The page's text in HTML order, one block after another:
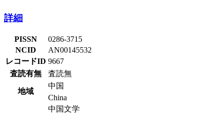
詳細
PISSN
0286-3715
NCID
AN00145532
レコードID 9667
査読有無
査読無
地域
中国
China
中国文学